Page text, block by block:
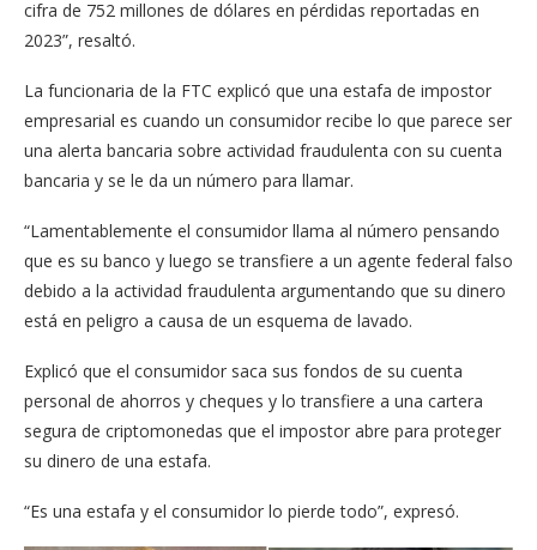
cifra de 752 millones de dólares en pérdidas reportadas en
2023”, resaltó.
La funcionaria de la FTC explicó que una estafa de impostor
empresarial es cuando un consumidor recibe lo que parece ser
una alerta bancaria sobre actividad fraudulenta con su cuenta
bancaria y se le da un número para llamar.
“Lamentablemente el consumidor llama al número pensando
que es su banco y luego se transfiere a un agente federal falso
debido a la actividad fraudulenta argumentando que su dinero
está en peligro a causa de un esquema de lavado.
Explicó que el consumidor saca sus fondos de su cuenta
personal de ahorros y cheques y lo transfiere a una cartera
segura de criptomonedas que el impostor abre para proteger
su dinero de una estafa.
“Es una estafa y el consumidor lo pierde todo”, expresó.